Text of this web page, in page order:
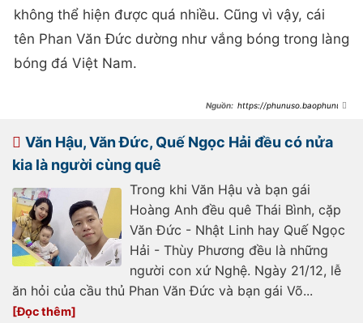
không thể hiện được quá nhiều. Cũng vì vậy, cái
tên Phan Văn Đức dường như vắng bóng trong làng
bóng đá Việt Nam.
https://phunuso.baophunuth
gay-chu-y-voi-vo-giam-doc-ngay-
tren-xe-o-to-
Văn Hậu, Văn Đức, Quế Ngọc Hải đều có nửa
kia là người cùng quê
Trong khi Văn Hậu và bạn gái
Hoàng Anh đều quê Thái Bình, cặp
Văn Đức - Nhật Linh hay Quế Ngọc
Hải - Thùy Phương đều là những
người con xứ Nghệ. Ngày 21/12, lễ
ăn hỏi của cầu thủ Phan Văn Đức và bạn gái Võ...